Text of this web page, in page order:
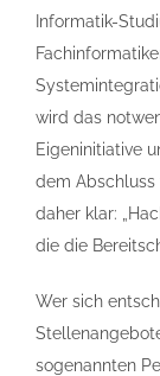
Informatik-
wird das
Eigeninitiative
dem Abschluss
daher klar:
die die
Wer sich
sogenannten